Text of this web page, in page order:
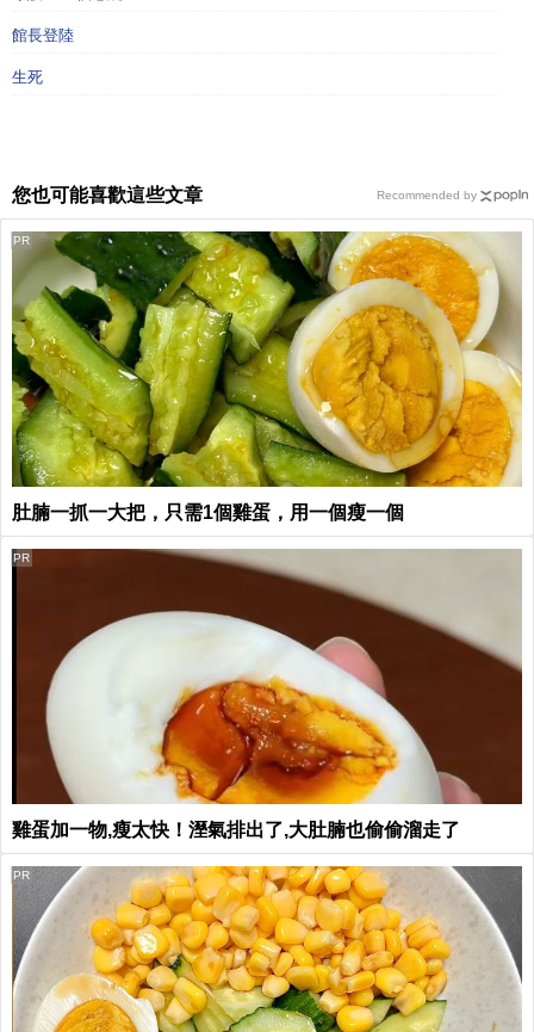
館長登陸
生死
您也可能喜歡這些文章
肚腩一抓一大把，只需1個雞蛋，用一個瘦一個
PR
雞蛋加一物,瘦太快！溼氣排出了,大肚腩也偷偷溜走了
PR
PR
Recommended by